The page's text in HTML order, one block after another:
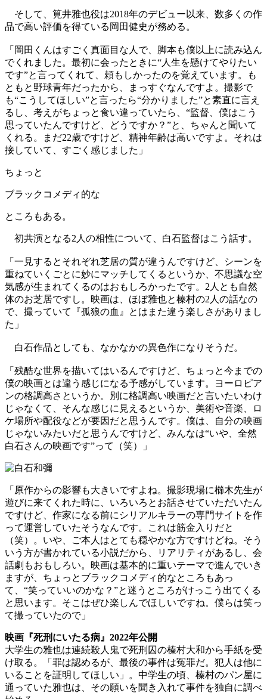
そして、筧井雅也役は2018年のデビュー以来、数多くの作
品で高い評価を得ている岡田健史が務める。
「岡田くんはすごく真面目な人で、脚本も僕以上に読み込ん
でくれました。最初に会ったときに“人生を懸けてやりたい
です”と言ってくれて、頼もしかったのを覚えています。も
ともと野球青年だったから、まっすぐなんですよ。撮影で
も“こうしてほしい”と言ったら“分かりました”と素直に言え
るし、考えがちょっと食い違っていたら、“監督、僕はこう
思っていたんですけど、どうですか？”と、ちゃんと聞いて
くれる。まだ22歳ですけど、精神年齢は高いですよ。それは
接していて、すごく感じました」
ちょっと
ブラックコメディ的な
ところもある。
初共演となる2人の相性について、白石監督はこう話す。
「一見するとそれぞれ芝居の質が違うんですけど、シーンを
重ねていくごとに妙にマッチしてくるというか、不思議な空
気感が生まれてくるのはおもしろかったです。2人とも自然
体のお芝居ですし。映画は、ほぼ雅也と榛村の2人の話なの
で、撮っていて『孤狼の血』とはまた違う楽しさがありまし
た」
白石作品としても、なかなかの異色作になりそうだ。
「残酷な世界を描いてはいるんですけど、ちょっと今までの
僕の映画とは違う感じになる予感がしています。ヨーロピア
ンの格調高さというか。別に格調高い映画だと言いたいわけ
じゃなくて、そんな感じに見えるというか、美術や音楽、ロ
ケ場所や配役などが要因だと思うんです。僕は、自分の映画
じゃないみたいだと思うんですけど、みんなは“いや、全然
白石さんの映画です”って（笑）」
「原作からの影響も大きいですよね。撮影現場に櫛木先生が
遊びに来てくれた時に、いろいろとお話させていただいたん
ですけど、作家になる前にシリアルキラーの専門サイトを作
って運営していたそうなんです。これは筋金入りだと
（笑）。いや、ご本人はとても穏やかな方ですけどね。そう
いう方が書かれている小説だから、リアリティがあるし、会
話劇もおもしろい。映画は基本的に重いテーマで進んでいき
ますが、ちょっとブラックコメディ的なところもあっ
て、“笑っていいのかな？”と迷うところがけっこう出てくる
と思います。そこはぜひ楽しんでほしいですね。僕らは笑っ
て撮っていたので」
映画『死刑にいたる病』2022年公開
大学生の雅也は連続殺人鬼で死刑囚の榛村大和から手紙を受
け取る。「罪は認めるが、最後の事件は冤罪だ。犯人は他に
いることを証明してほしい」。中学生の頃、榛村のパン屋に
通っていた雅也は、その願いを聞き入れて事件を独自に調べ